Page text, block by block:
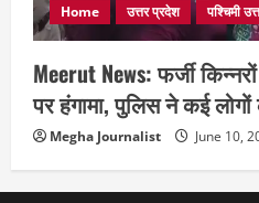
Home उत्तर प्रदेश पश्चिमी
Meerut News: फर्जी
पर हंगामा, पुलिस ने कई लोगों
Megha Journalist June 10,